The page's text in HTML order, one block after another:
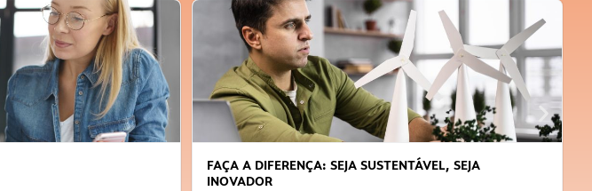
FAÇA A DIFERENÇA: SEJA SUSTENTÁVEL, SEJA
INOVADOR